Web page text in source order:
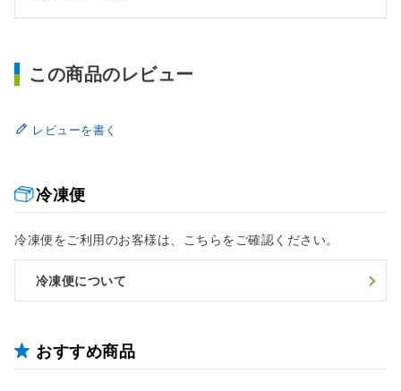
冷凍便
冷凍便をご利用のお客様は、こちらをご確認ください。
冷凍便について
おすすめ商品
この商品のレビュー
レビューを書く